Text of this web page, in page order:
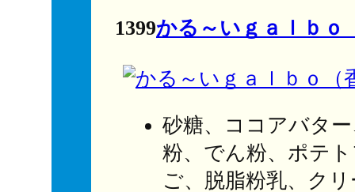
1399かる～いｇａｌｂｏ
砂糖、ココアバタ
粉、でん粉、ポテ
ご、脱脂粉乳、ク